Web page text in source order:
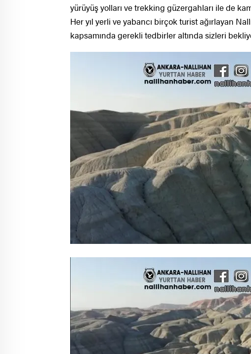
yürüyüş yolları ve trekking güzergahları ile de
Her yıl yerli ve yabancı birçok turist ağırlayan
kapsamında gerekli tedbirler altında sizleri